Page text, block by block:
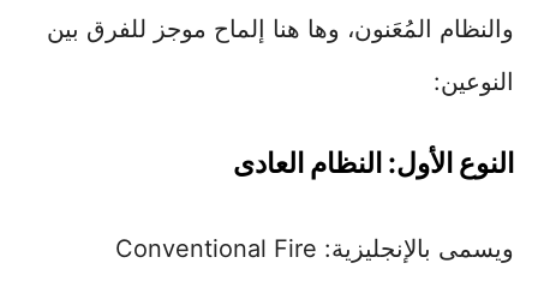
والنظام المُعَنون، وها هنا إلماح موجز للفرق بين
النوعين:
النوع الأول: النظام العادى
ويسمى بالإنجليزية: Conventional Fire